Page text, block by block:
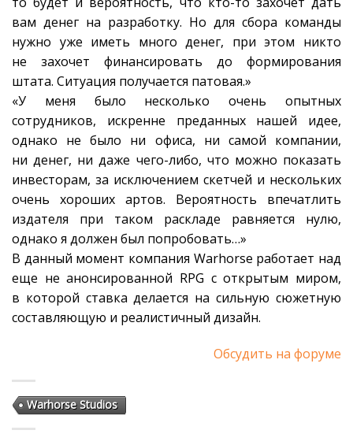
вам денег на разработку. Но для сбора команды
нужно уже иметь много денег, при этом никто
не захочет финансировать до формирования
штата. Ситуация получается патовая.»
«У меня было несколько очень опытных
сотрудников, искренне преданных нашей идее,
однако не было ни офиса, ни самой компании,
ни денег, ни даже чего-либо, что можно показать
инвесторам, за исключением скетчей и нескольких
очень хороших артов. Вероятность впечатлить
издателя при таком раскладе равняется нулю,
однако я должен был попробовать…»
В данный момент компания Warhorse работает над
еще не анонсированной RPG с открытым миром,
в которой ставка делается на сильную сюжетную
составляющую и реалистичный дизайн.
Обсудить на форуме
Warhorse Studios